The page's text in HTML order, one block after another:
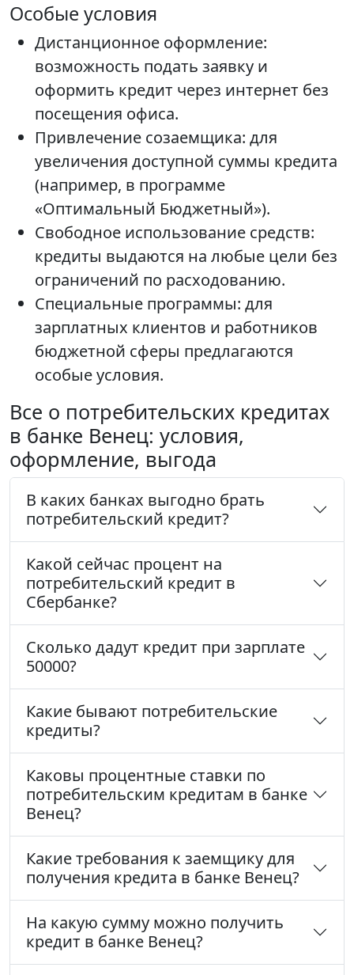
Особые условия
Дистанционное оформление:
возможность подать заявку и
оформить кредит через интернет без
посещения офиса.
Привлечение созаемщика: для
увеличения доступной суммы кредита
(например, в программе
«Оптимальный Бюджетный»).
Свободное использование средств:
кредиты выдаются на любые цели без
ограничений по расходованию.
Специальные программы: для
зарплатных клиентов и работников
бюджетной сферы предлагаются
особые условия.
Все о потребительских кредитах
в банке Венец: условия,
оформление, выгода
В каких банках выгодно брать
потребительский кредит?
Какой сейчас процент на
потребительский кредит в
Сбербанке?
Сколько дадут кредит при зарплате
50000?
Какие бывают потребительские
кредиты?
Каковы процентные ставки по
потребительским кредитам в банке
Венец?
Какие требования к заемщику для
получения кредита в банке Венец?
На какую сумму можно получить
кредит в банке Венец?